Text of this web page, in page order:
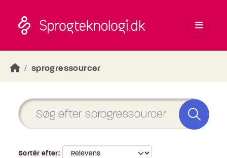
sprogressourcer
Sortér efter